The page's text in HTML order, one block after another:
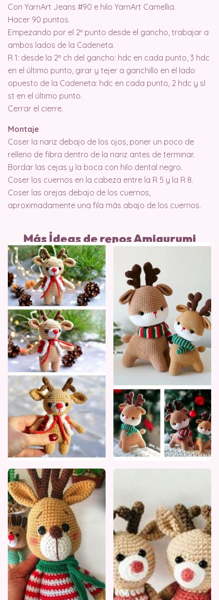
Con YarnArt Jeans #90 e hilo YarnArt Camellia.
Hacer 90 puntos.
Empezando por el 2º punto desde el gancho, trabajar a
ambos lados de la Cadeneta.
R 1: desde la 2ª ch del gancho: hdc en cada punto, 3 hdc
en el último punto, girar y tejer a ganchillo en el lado
opuesto de la Cadeneta: hdc en cada punto, 2 hdc y sl
st en el último punto.
Cerrar el cierre.
Montaje
Coser la nariz debajo de los ojos, poner un poco de
relleno de fibra dentro de la nariz antes de terminar.
Bordar las cejas y la boca con hilo dental negro.
Coser los cuernos en la cabeza entre la R 5 y la R 8.
Coser las orejas debajo de los cuernos,
aproximadamente una fila más abajo de los cuernos.
Más İdeas de renos Amigurumi